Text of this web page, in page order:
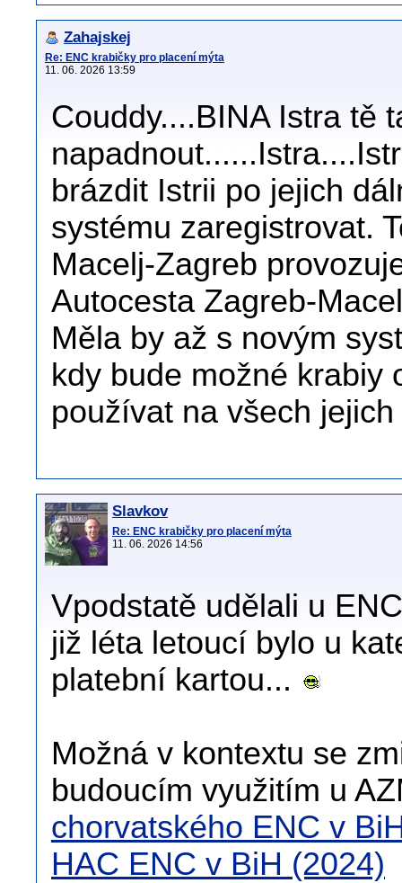
Zahajskej
Re: ENC krabičky pro placení mýta
11. 06. 2026 13:59
Couddy....BINA Istra tě
brázdit Istrii po jejich
systému zaregistrovat.
Macelj-Zagreb
Autocesta Zagreb-
Měla by až s novým
kdy bude možné krabiy
používat na všech
Slavkov
Re: ENC krabičky pro placení mýta
11. 06. 2026 14:56
Vpodstatě udělali u
již léta letoucí bylo u
platební kartou...
Možná v kontextu se
budoucím využitím u
chorvatského ENC v
HAC ENC v BiH (2024)